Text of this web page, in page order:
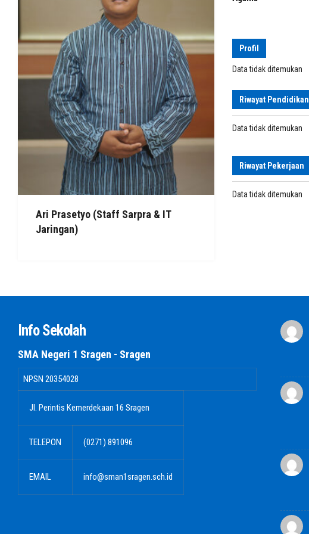
Ari Prasetyo (Staff Sarpra & IT
Jaringan)
Profil
Data tidak ditemukan
Riwayat Pendidikan
Data tidak ditemukan
Riwayat Pekerjaan
Data tidak ditemukan
Info Sekolah
SMA Negeri 1 Sragen - Sragen
NPSN 20354028
Jl. Perintis Kemerdekaan 16 Sragen
TELEPON (0271) 891096
EMAIL info@sman1sragen.sch.id